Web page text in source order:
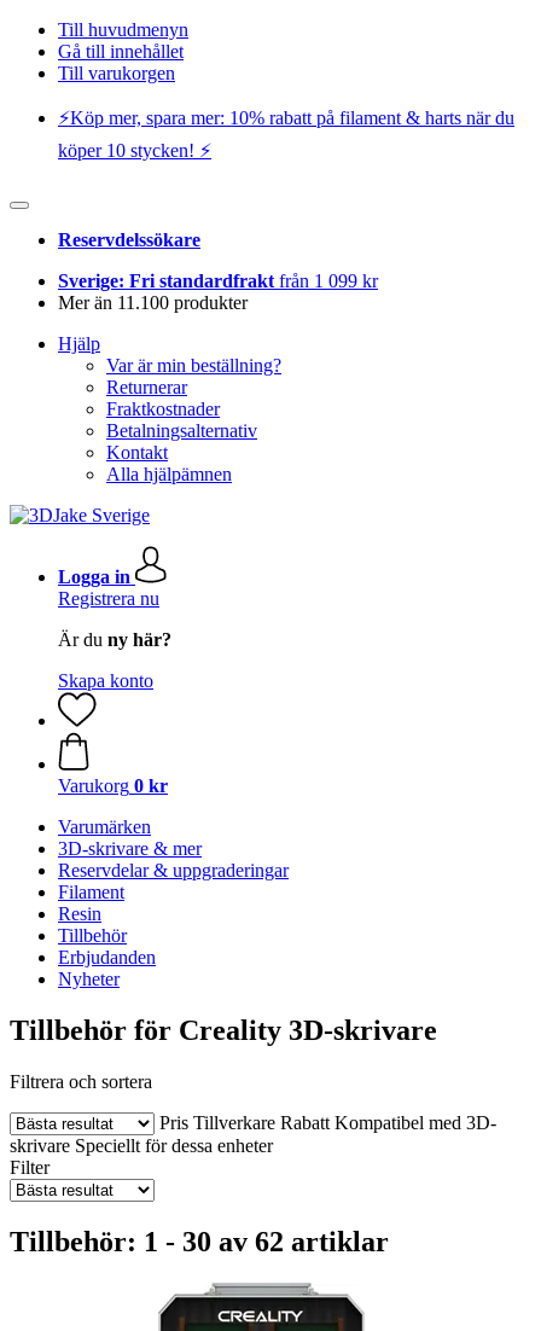
Till huvudmenyn
Gå till innehållet
Till varukorgen
⚡️Köp mer, spara mer: 10% rabatt på filament & harts när du
köper 10 stycken! ⚡️
Reservdelssökare
Sverige: Fri standardfrakt från 1 099 kr
Mer än 11.100 produkter
Hjälp
Var är min beställning?
Returnerar
Fraktkostnader
Betalningsalternativ
Kontakt
Alla hjälpämnen
Logga in
Registrera nu
Är du ny här?
Skapa konto
Varukorg 0 kr
Varumärken
3D-skrivare & mer
Reservdelar & uppgraderingar
Filament
Resin
Tillbehör
Erbjudanden
Nyheter
Tillbehör för Creality 3D-skrivare
Filtrera och sortera
Pris Tillverkare Rabatt Kompatibel med 3D-
skrivare Speciellt för dessa enheter
Filter
Tillbehör: 1 - 30 av 62 artiklar